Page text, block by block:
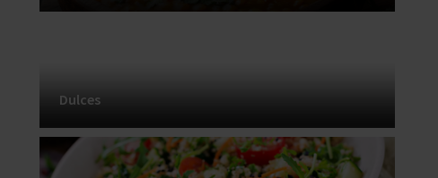
Dulces